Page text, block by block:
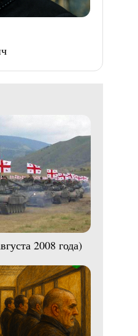
2008 года)